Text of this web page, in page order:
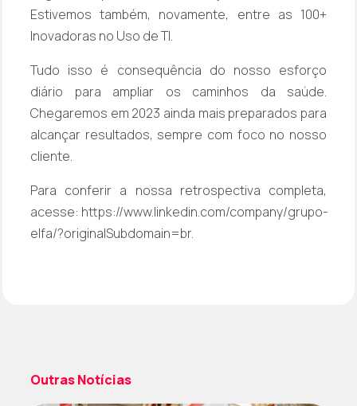
Estivemos também, novamente, entre as 100+
Inovadoras no Uso de TI.
Tudo isso é consequência do nosso esforço
diário para ampliar os caminhos da saúde.
Chegaremos em 2023 ainda mais preparados para
alcançar resultados, sempre com foco no nosso
cliente.
Para conferir a nossa retrospectiva completa,
acesse: https://www.linkedin.com/company/grupo-
elfa/?originalSubdomain=br.
Outras Notícias